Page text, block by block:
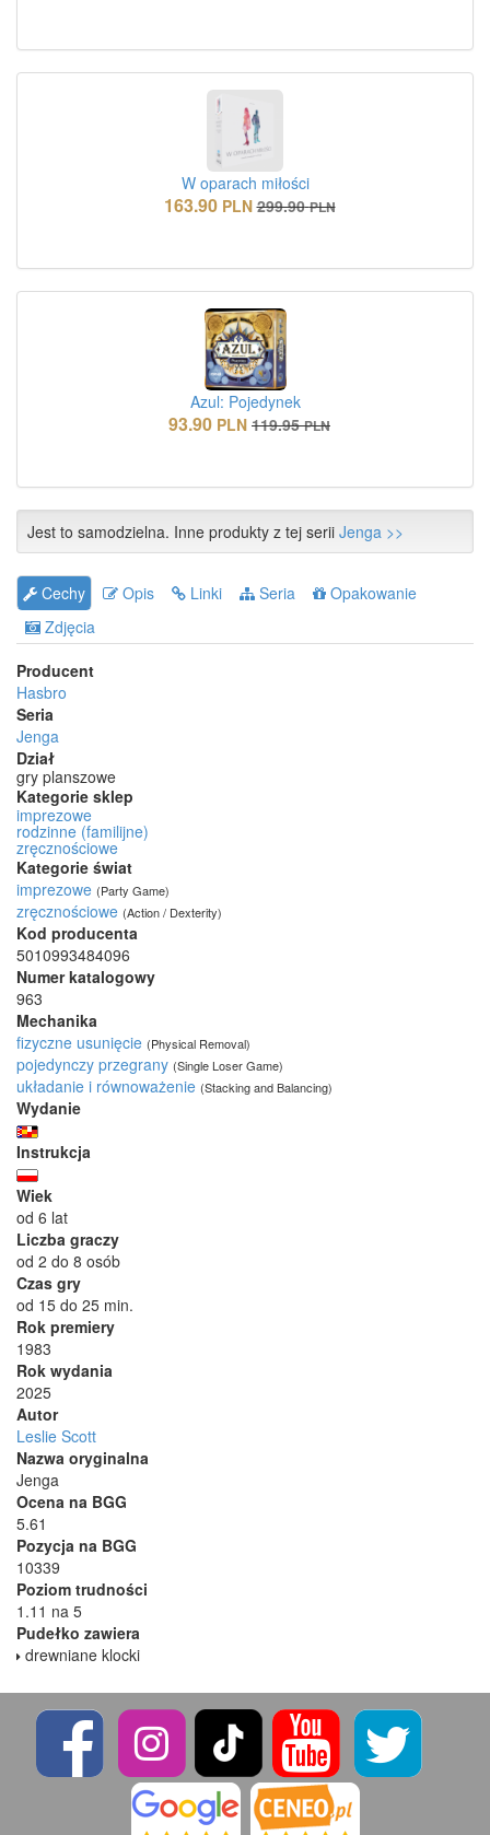
W oparach miłości
163.90 PLN 299.90 PLN
Azul: Pojedynek
93.90 PLN 119.95 PLN
Jest to samodzielna. Inne produkty z tej serii Jenga >>
Cechy Opis Linki Seria
Opakowanie
Zdjęcia
Producent
Hasbro
Seria
Jenga
Dział
gry planszowe
Kategorie sklep
imprezowe
rodzinne (familijne)
zręcznościowe
Kategorie świat
imprezowe (Party Game)
zręcznościowe (Action / Dexterity)
Kod producenta
5010993484096
Numer katalogowy
963
Mechanika
fizyczne usunięcie (Physical Removal)
pojedynczy przegrany (Single Loser Game)
układanie i równoważenie (Stacking and Balancing)
Wydanie
Instrukcja
Wiek
od 6 lat
Liczba graczy
od 2 do 8 osób
Czas gry
od 15 do 25 min.
Rok premiery
1983
Rok wydania
2025
Autor
Leslie Scott
Nazwa oryginalna
Jenga
Ocena na BGG
5.61
Pozycja na BGG
10339
Poziom trudności
1.11 na 5
Pudełko zawiera
drewniane klocki